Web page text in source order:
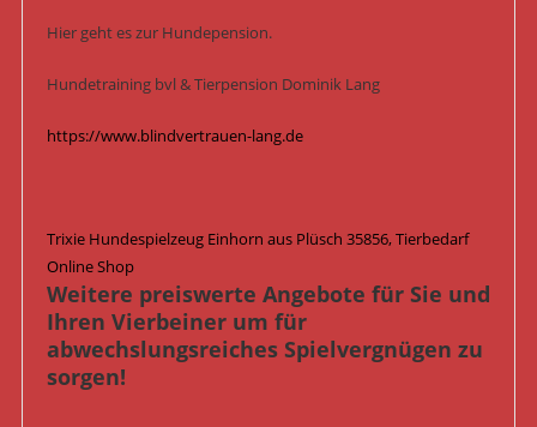
Hier geht es zur Hundepension.
Hundetraining bvl & Tierpension Dominik Lang
https://www.blindvertrauen-lang.de
Trixie Hundespielzeug Einhorn aus Plüsch 35856, Tierbedarf
Online Shop
Weitere preiswerte Angebote für Sie und
Ihren Vierbeiner um für
abwechslungsreiches Spielvergnügen zu
sorgen!